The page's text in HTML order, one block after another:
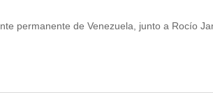
permanente de Venezuela, junto a Rocío